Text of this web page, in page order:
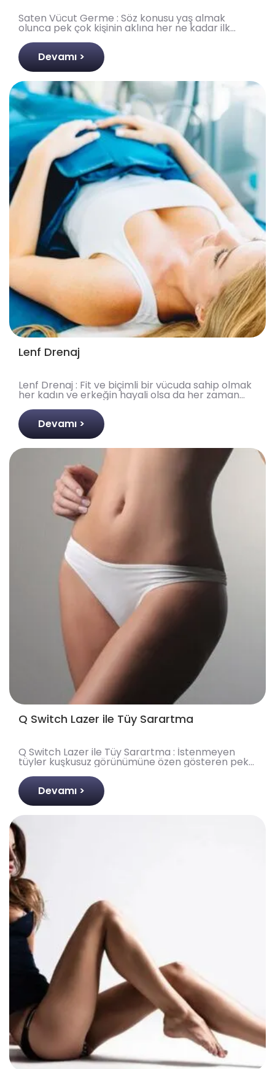
Saten Vücut Germe : Söz konusu yaş almak
olunca pek çok kişinin aklına her ne kadar ilk
etapta yüzümüz gelse de aslında cildimiz bir
bütündür ve bizle..
Devamı >
Lenf Drenaj
Lenf Drenaj : Fit ve biçimli bir vücuda sahip olmak
her kadın ve erkeğin hayali olsa da her zaman
doğal olarak mümkün olmayabilir. Spor ve diyetin
vüc..
Devamı >
Q Switch Lazer ile Tüy Sarartma
Q Switch Lazer ile Tüy Sarartma : İstenmeyen
tüyler kuşkusuz görünümüne özen gösteren pek
çok kişinin ortak problemlerinden biridir.
Günümüzde söz kon..
Devamı >